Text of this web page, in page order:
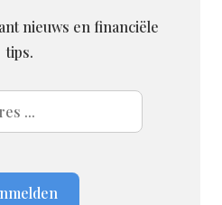
nieuws en financiële
tips.